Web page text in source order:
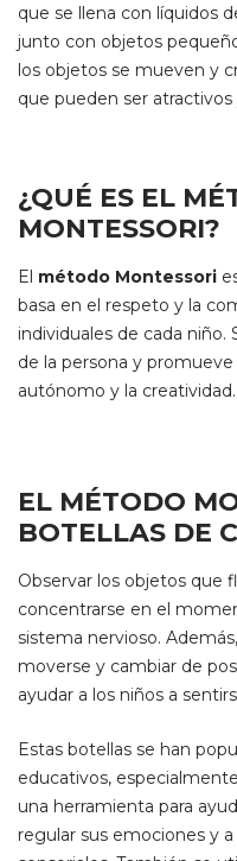
que se llena con líquidos
junto con objetos
los objetos se mueven y
que pueden ser
¿QUÉ ES EL
MONTESSORI?
El método Montessori
basa en el respeto y la
individuales de cada niño.
de la persona y
autónomo y la creatividad.
EL MÉTODO
BOTELLAS DE
Observar los objetos que
concentrarse en el
sistema nervioso.
moverse y cambiar de
ayudar a los niños a
Estas botellas se han
educativos,
una herramienta para
regular sus emociones y